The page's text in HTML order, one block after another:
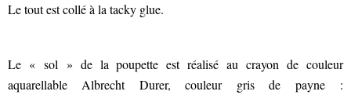
Le tout est collé à la tacky glue.
Le « sol » de la poupette est réalisé au crayon de couleur
aquarellable Albrecht Durer, couleur gris de payne :